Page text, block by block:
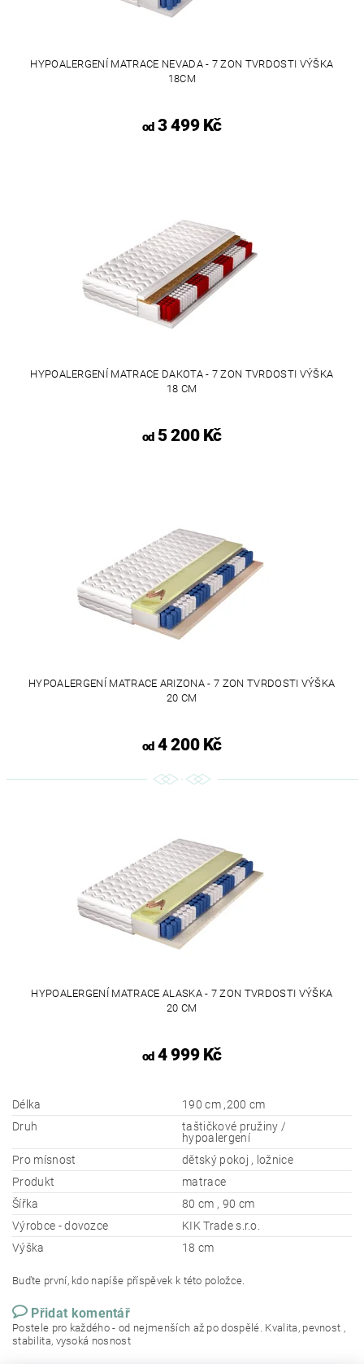
HYPOALERGENÍ MATRACE NEVADA - 7 ZON TVRDOSTI VÝŠKA
18CM
od3 499 Kč
HYPOALERGENÍ MATRACE DAKOTA - 7 ZON TVRDOSTI VÝŠKA
18 CM
od5 200 Kč
HYPOALERGENÍ MATRACE ARIZONA - 7 ZON TVRDOSTI VÝŠKA
20 CM
od4 200 Kč
HYPOALERGENÍ MATRACE ALASKA - 7 ZON TVRDOSTI VÝŠKA
20 CM
od4 999 Kč
Délka
190 cm ,200 cm
Druh
taštičkové pružiny /
hypoalergení
Pro mísnost
dětský pokoj , ložnice
Produkt
matrace
Šířka
80 cm , 90 cm
Výrobce - dovozce
KIK Trade s.r.o.
Výška
18 cm
Buďte první, kdo napíše příspěvek k této položce.
Přidat komentář
Postele pro každého - od nejmenších až po dospělé. Kvalita, pevnost ,
stabilita, vysoká nosnost